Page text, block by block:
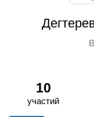
10
участий